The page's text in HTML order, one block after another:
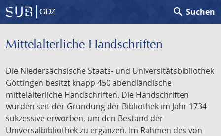
GDZ search Suchen
Mittelalterliche Handschriften
Die Niedersächsische Staats- und Universitätsbibliothek
Göttingen besitzt knapp 450 abendländische
mittelalterliche Handschriften. Die Handschriften
wurden seit der Gründung der Bibliothek im Jahr 1734
sukzessive erworben, um den Bestand der
Universalbibliothek zu ergänzen. Im Rahmen des von